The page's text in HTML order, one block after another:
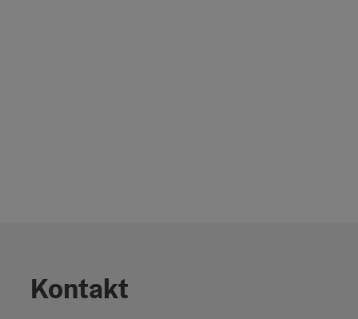
Kontakt